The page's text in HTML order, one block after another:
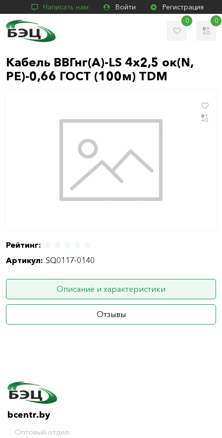
Написать нам Войти Регистрация
0 0
Кабель ВВГнг(А)-LS 4х2,5 ок(N,
PE)-0,66 ГОСТ (100м) TDM
Рейтинг:
Артикул: SQ0117-0140
Описание и характеристики
Отзывы
bcentr.by
Оптовый отдел: